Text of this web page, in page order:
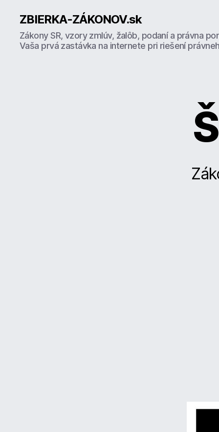
ZBIERKA-ZÁKONOV.sk
Zákony SR, vzory zmlúv, žalôb, podaní a právna
Vaša prvá zastávka na internete pri riešení